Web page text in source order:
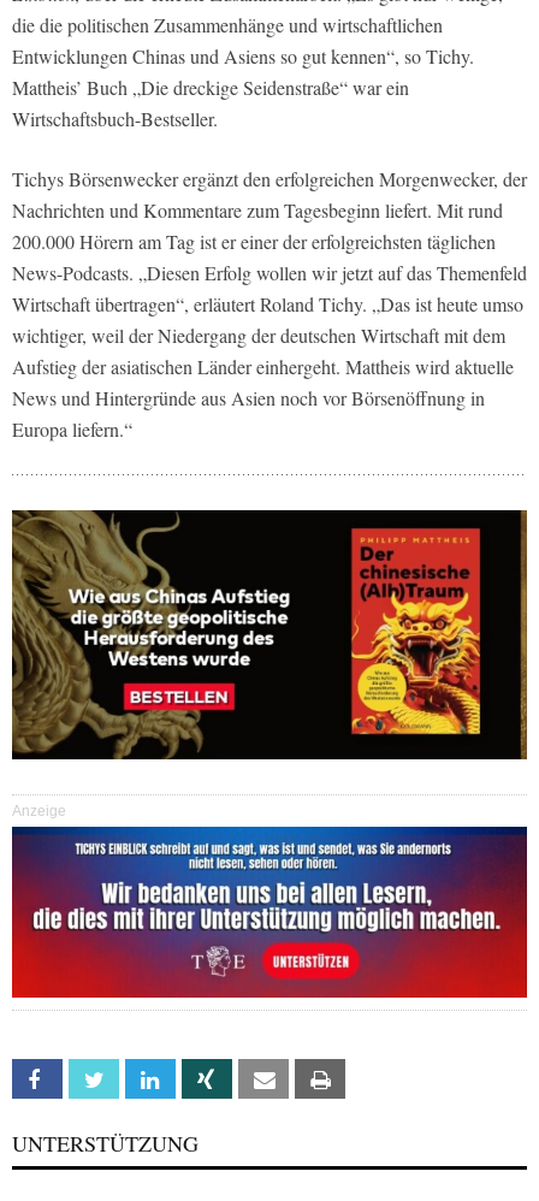
die die politischen Zusammenhänge und wirtschaftlichen
Entwicklungen Chinas und Asiens so gut kennen“, so Tichy.
Mattheis’ Buch „Die dreckige Seidenstraße“ war ein
Wirtschaftsbuch-Bestseller.
Tichys Börsenwecker ergänzt den erfolgreichen Morgenwecker, der
Nachrichten und Kommentare zum Tagesbeginn liefert. Mit rund
200.000 Hörern am Tag ist er einer der erfolgreichsten täglichen
News-Podcasts. „Diesen Erfolg wollen wir jetzt auf das Themenfeld
Wirtschaft übertragen“, erläutert Roland Tichy. „Das ist heute umso
wichtiger, weil der Niedergang der deutschen Wirtschaft mit dem
Aufstieg der asiatischen Länder einhergeht. Mattheis wird aktuelle
News und Hintergründe aus Asien noch vor Börsenöffnung in
Europa liefern.“
Anzeige
Facebook Twitter Linkedin Xing Email
UNTERSTÜTZUNG